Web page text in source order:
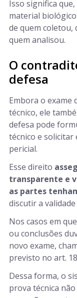
Isso significa
material
de quem
quem analisou.
O
defesa
Embora o exame
técnico, ele
defesa pode
técnico e solicitar
pericial.
Esse direito
transparente e
as partes
discutir a
Nos casos em
ou conclusões
novo exame,
previsto no art.
Dessa forma, o
prova técnica